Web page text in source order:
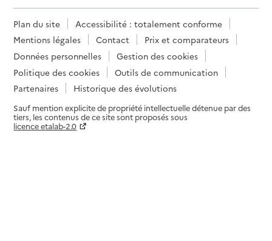
Plan du site
Accessibilité : totalement conforme
Mentions légales
Contact
Prix et comparateurs
Données personnelles
Gestion des cookies
Politique des cookies
Outils de communication
Partenaires
Historique des évolutions
Sauf mention explicite de propriété intellectuelle détenue par des
tiers, les contenus de ce site sont proposés sous
licence etalab-2.0